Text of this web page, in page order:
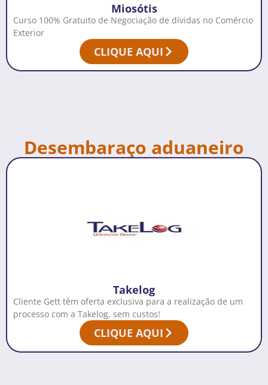
Miosótis
Curso 100% Gratuito de Negociação de dívidas no Comércio
Exterior
CLIQUE AQUI
Desembaraço aduaneiro
Takelog
Cliente Gett têm oferta exclusiva para a realização de um
processo com a Takelog, sem custos!
CLIQUE AQUI